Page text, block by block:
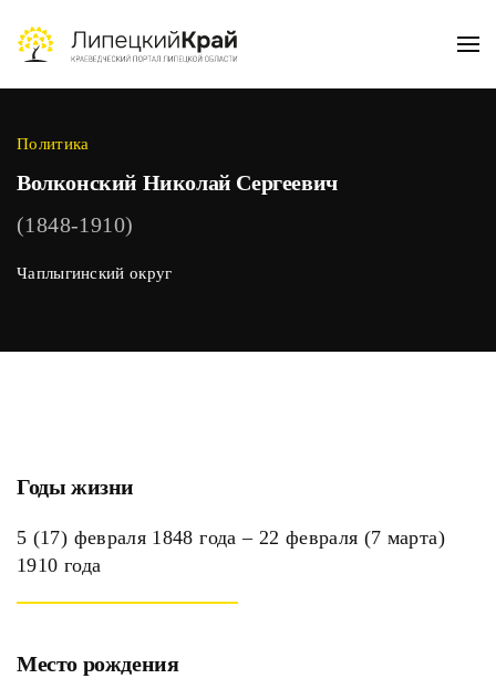
Skip to main content
Политика
Волконский Николай Сергеевич
(1848-1910)
Чаплыгинский округ
Годы жизни
5 (17) февраля 1848 года – 22 февраля (7 марта)
1910 года
Место рождения